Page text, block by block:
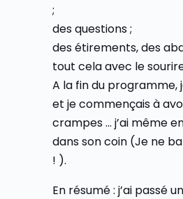
;
des questions ;
des étirements, des
tout cela avec le
A la fin du programme,
et je commençais à
crampes … j’ai même
dans son coin (Je ne
! ).
En résumé : j’ai passé